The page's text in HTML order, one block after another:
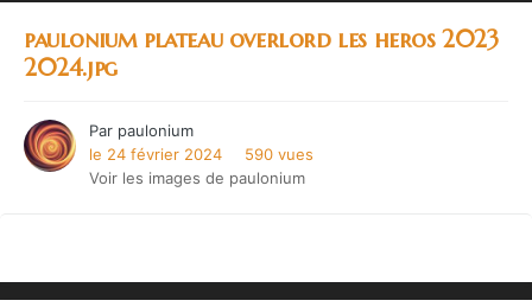
paulonium plateau overlord les heros 2023
2024.jpg
Par paulonium
le 24 février 2024
590 vues
Voir les images de paulonium